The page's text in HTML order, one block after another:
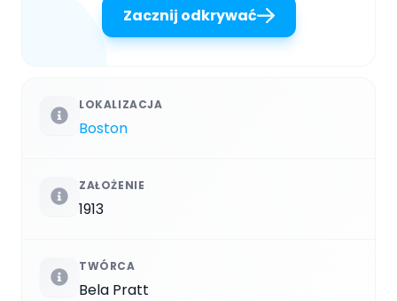
Zacznij odkrywać
LOKALIZACJA
Boston
ZAŁOŻENIE
1913
TWÓRCA
Bela Pratt